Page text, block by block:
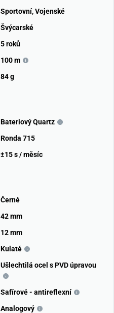
Sportovní,Vojenské
Švýcarské
5 roků
100 m
84 g
Bateriový Quartz
Ronda 715
±15 s / měsíc
Černé
42 mm
12 mm
Kulaté
Ušlechtilá ocel s PVD úpravou
Safírové - antireflexní
Analogový